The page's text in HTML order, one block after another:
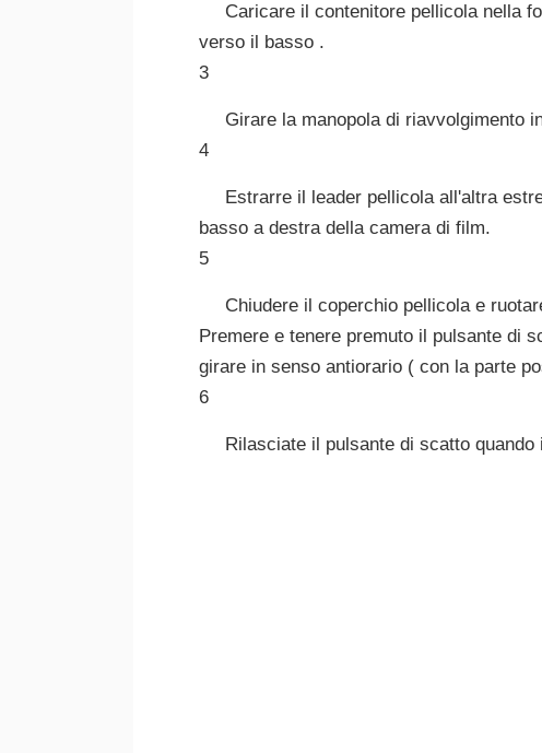
Caricare il contenitore pellicola nella
verso il basso .
3
Girare la manopola di riavvolgimento
4
Estrarre il leader pellicola all'altra
basso a destra della camera di film.
5
Chiudere il coperchio pellicola e
Premere e tenere premuto il pulsante di
girare in senso antiorario ( con la parte
6
Rilasciate il pulsante di scatto